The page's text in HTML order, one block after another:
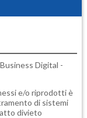
Digital -
e/o riprodotti è
di sistemi
divieto